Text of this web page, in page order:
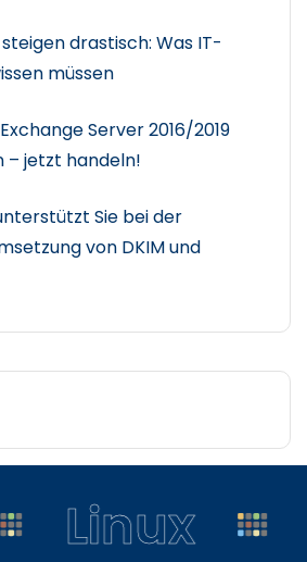
drastisch: Was IT-
müssen
Server 2016/2019
– jetzt handeln!
Sie bei der
von DKIM und
Linux